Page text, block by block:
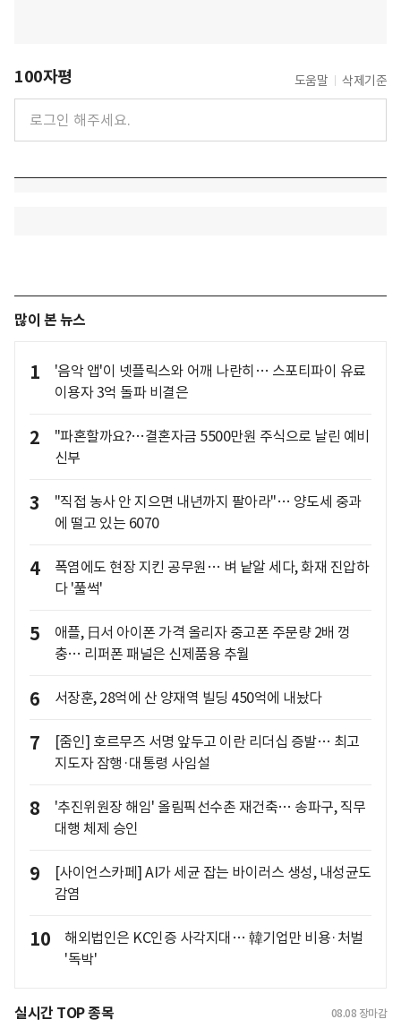
100자평 도움말 삭제기준
많이 본 뉴스
1
'음악 앱'이 넷플릭스와 어깨 나란히… 스포티파이 유료
이용자 3억 돌파 비결은
2
"파혼할까요?…결혼자금 5500만원 주식으로 날린 예비
신부
3
"직접 농사 안 지으면 내년까지 팔아라"… 양도세 중과
에 떨고 있는 6070
4
폭염에도 현장 지킨 공무원… 벼 낱알 세다, 화재 진압하
다 '풀썩'
5
애플, 日서 아이폰 가격 올리자 중고폰 주문량 2배 껑
충… 리퍼폰 패널은 신제품용 추월
6 서장훈, 28억에 산 양재역 빌딩 450억에 내놨다
7
[줌인] 호르무즈 서명 앞두고 이란 리더십 증발… 최고
지도자 잠행·대통령 사임설
8
'추진위원장 해임' 올림픽선수촌 재건축… 송파구, 직무
대행 체제 승인
9
[사이언스카페] AI가 세균 잡는 바이러스 생성, 내성균도
감염
10
해외법인은 KC인증 사각지대… 韓기업만 비용·처벌
'독박'
실시간 TOP 종목 08.08 장마감